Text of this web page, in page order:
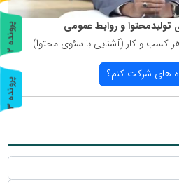
و روابط عمومی
كسب و كار (آشنایی با سئوی محتوا)
های شركت كنم؟
پ
ر
و
ن
د
ه
2
پ
ر
و
ن
د
ه
3